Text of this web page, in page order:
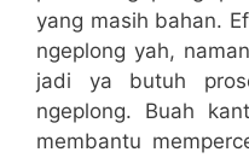
yang masih bahan.
ngeplong yah,
jadi ya butuh
ngeplong. Buah
membantu